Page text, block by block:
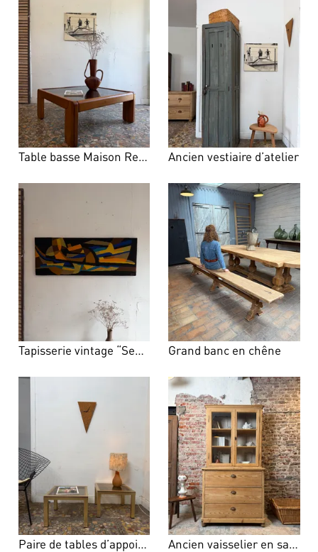
Table basse Maison Regain Ancien vestiaire d’atelier
Tapisserie vintage “Septentrion” Grand banc en chêne
Paire de tables d’appoint Pierre Vandel Ancien vaisselier en sapin